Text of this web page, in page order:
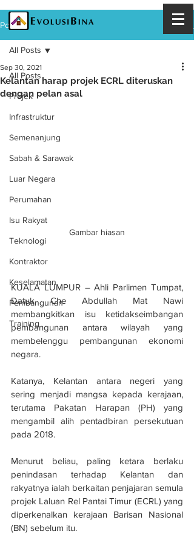
Post
All Posts
Projek
Infrastruktur
Semenanjung
Sabah & Sarawak
Luar Negara
Perumahan
Isu Rakyat
Teknologi
Kontraktor
Keselamatan
Pembangunan
Training
All Posts
Kelantan harap projek ECRL diteruskan
dengan pelan asal
Sep 30, 2021
Gambar hiasan
KUALA LUMPUR – Ahli Parlimen Tumpat,
Datuk Che Abdullah Mat Nawi
membangkitkan isu ketidakseimbangan
pembangunan antara wilayah yang
membelenggu pembangunan ekonomi
negara.
Katanya, Kelantan antara negeri yang
sering menjadi mangsa kepada kerajaan,
terutama Pakatan Harapan (PH) yang
mengambil alih pentadbiran persekutuan
pada 2018.
Menurut beliau, paling ketara berlaku
penindasan terhadap Kelantan dan
rakyatnya ialah berkaitan penjajaran semula
projek Laluan Rel Pantai Timur (ECRL) yang
diperkenalkan kerajaan Barisan Nasional
(BN) sebelum itu.